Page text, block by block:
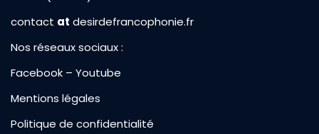
contact at desirdefrancophonie.fr
Nos réseaux sociaux :
Facebook – Youtube
Mentions légales
Politique de confidentialité